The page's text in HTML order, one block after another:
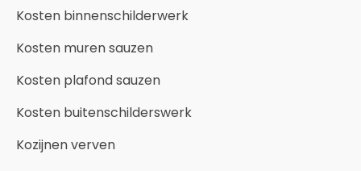
Kosten binnenschilderwerk
Kosten muren sauzen
Kosten plafond sauzen
Kosten buitenschilderswerk
Kozijnen verven